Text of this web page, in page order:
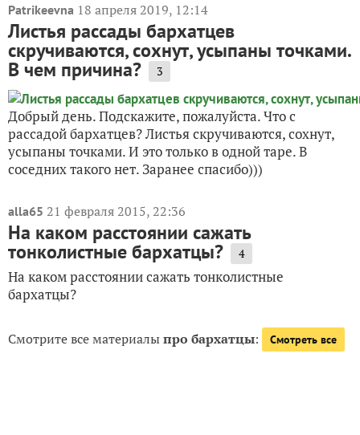
Patrikeevna 18 апреля 2019, 12:14
Листья рассады бархатцев
скручиваются, сохнут, усыпаны точками.
В чем причина? 3
Добрый день. Подскажите, пожалуйста. Что с
рассадой бархатцев? Листья скручиваются, сохнут,
усыпаны точками. И это только в одной таре. В
соседних такого нет. Заранее спасибо)))
alla65 21 февраля 2015, 22:36
На каком расстоянии сажать
тонколистные бархатцы? 4
На каком расстоянии сажать тонколистные
бархатцы?
Смотрите все материалыпро бархатцы: Смотреть все